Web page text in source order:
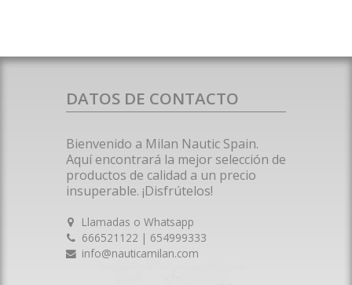
DATOS DE CONTACTO
Bienvenido a Milan Nautic Spain.
Aquí encontrará la mejor selección de
productos de calidad a un precio
insuperable. ¡Disfrútelos!
Llamadas o Whatsapp
666521122 | 654999333
info@nauticamilan.com